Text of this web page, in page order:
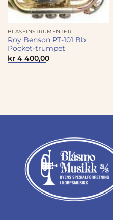
BLÅSEINSTRUMENTER
Roy Benson PT-101 Bb
Pocket-trumpet
kr4 400,00